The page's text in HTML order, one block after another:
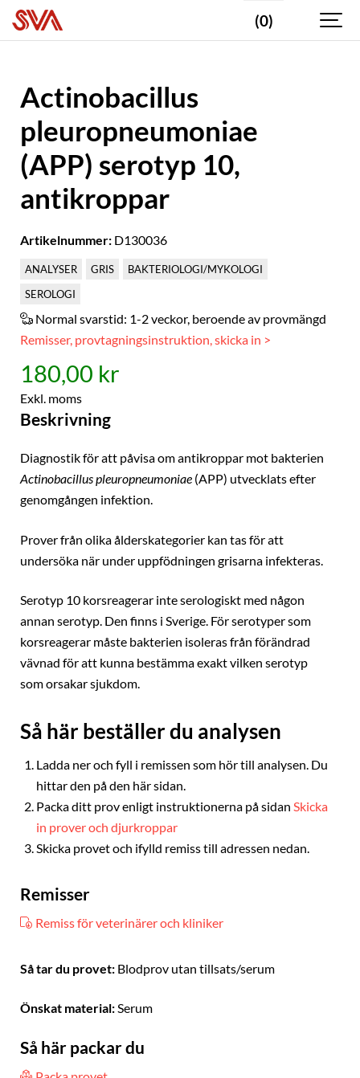
(0)
Actinobacillus
pleuropneumoniae
(APP) serotyp 10,
antikroppar
Artikelnummer: D130036
ANALYSER GRIS
BAKTERIOLOGI/MYKOLOGI
SEROLOGI
Normal svarstid: 1-2 veckor, beroende av provmängd
Remisser, provtagningsinstruktion, skicka in >
180,00 kr
Exkl. moms
Beskrivning
Diagnostik för att påvisa om antikroppar mot bakterien
Actinobacillus pleuropneumoniae (APP) utvecklats efter
genomgången infektion.
Prover från olika ålderskategorier kan tas för att
undersöka när under uppfödningen grisarna infekteras.
Serotyp 10 korsreagerar inte serologiskt med någon
annan serotyp. Den finns i Sverige. För serotyper som
korsreagerar måste bakterien isoleras från förändrad
vävnad för att kunna bestämma exakt vilken serotyp
som orsakar sjukdom.
Så här beställer du analysen
Ladda ner och fyll i remissen som hör till analysen. Du
hittar den på den här sidan.
Packa ditt prov enligt instruktionerna på sidan Skicka
in prover och djurkroppar
Skicka provet och ifylld remiss till adressen nedan.
Remisser
Remiss för veterinärer och kliniker
Så tar du provet: Blodprov utan tillsats/serum
Önskat material:Serum
Så här packar du